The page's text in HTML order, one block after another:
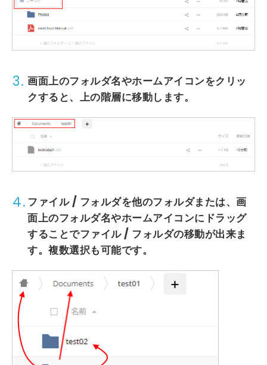
3. 画面上のフォルダ名やホームアイコンをクリッ
クすると、上の階層に移動します。
4. ファイル / フォルダを他のフォルダまたは、画
面上のフォルダ名やホームアイコンにドラッグ
することでファイル / フォルダの移動が出来ま
す。複数選択も可能です。